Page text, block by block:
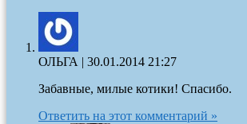
ОЛЬГА | 30.01.2014 21:27
Забавные, милые котики! Спасибо.
Ответить на этот комментарий »